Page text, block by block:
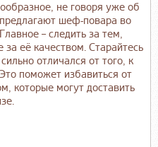
не говоря уже об
шеф-повара во
– следить за тем,
её качеством. Старайтесь
отличался от того, к
поможет избавиться от
которые могут доставить